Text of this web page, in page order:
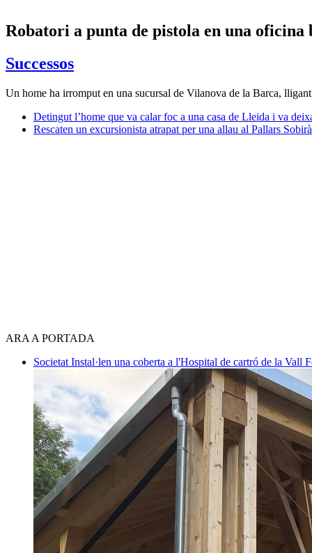
Robatori a punta de pistola en una oficina
Successos
Un home ha irromput en una sucursal de Vilanova de la Barca,
Detingut l’home que va calar foc a una casa de Lleida i va
Rescaten un excursionista atrapat per una allau al Pallars Sobirà
ARA A PORTADA
Societat Instal·len una coberta a l'Hospital de cartró de la Vall